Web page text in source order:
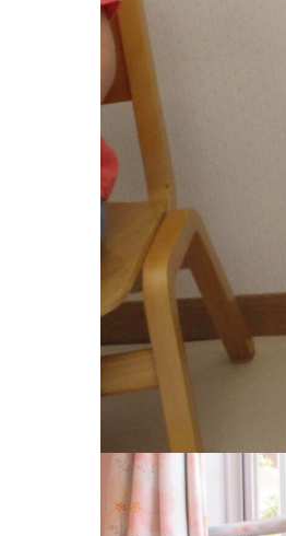
園のこと